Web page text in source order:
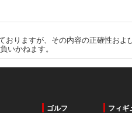
りますが、その内容の正確性お
いかねます。
ゴルフ フィギ